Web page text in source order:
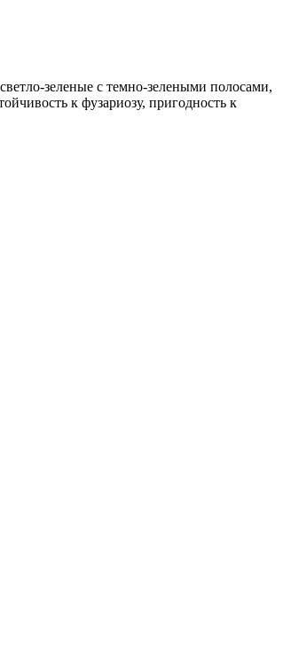
зеленые с темно-зелеными полосами,
к фузариозу, пригодность к